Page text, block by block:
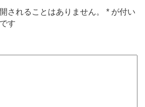
されることはありません。 * が付い
す